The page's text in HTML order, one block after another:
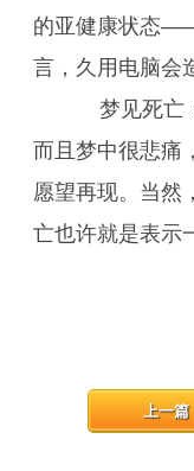
的亚健康状态
言，久用电脑会
梦见死亡：
而且梦中很悲痛
愿望再现。当然
亡也许就是表示
上一篇